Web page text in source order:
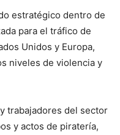
estratégico dentro de
para el tráfico de
Unidos y Europa,
niveles de violencia y
trabajadores del sector
y actos de piratería,